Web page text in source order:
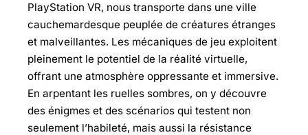
PlayStation VR, nous transporte dans une ville
cauchemardesque peuplée de créatures étranges
et malveillantes. Les mécaniques de jeu exploitent
pleinement le potentiel de la réalité virtuelle,
offrant une atmosphère oppressante et immersive.
En arpentant les ruelles sombres, on y découvre
des énigmes et des scénarios qui testent non
seulement l’habileté, mais aussi la résistance